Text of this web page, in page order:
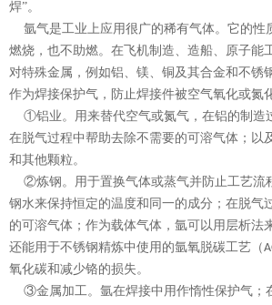
焊”。
氩气是工业上应用很广的稀有气体。它的性
燃烧，也不助燃。在飞机制造、造船、原子能
对特殊金属，例如铝、镁、铜及其合金和不锈
作为焊接保护气，防止焊接件被空气氧化或氮
①铝业。用来替代空气或氮气，在铝的制造
在脱气过程中帮助去除不需要的可溶气体；以
和其他颗粒。
②炼钢。用于置换气体或蒸气并防止工艺流
钢水来保持恒定的温度和同一的成分；在脱气
的可溶气体；作为载体气体，氩可以用层析法
还能用于不锈钢精炼中使用的氩氧脱碳工艺（
氧化碳和减少铬的损失。
③金属加工。氩在焊接中用作惰性保护气；